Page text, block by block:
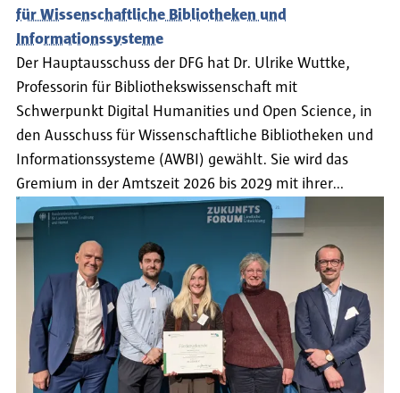
für Wissenschaftliche Bibliotheken und
Informationssysteme
Der Hauptausschuss der DFG hat Dr. Ulrike Wuttke,
Professorin für Bibliothekswissenschaft mit
Schwerpunkt Digital Humanities und Open Science, in
den Ausschuss für Wissenschaftliche Bibliotheken und
Informationssysteme (AWBI) gewählt. Sie wird das
Gremium in der Amtszeit 2026 bis 2029 mit ihrer…